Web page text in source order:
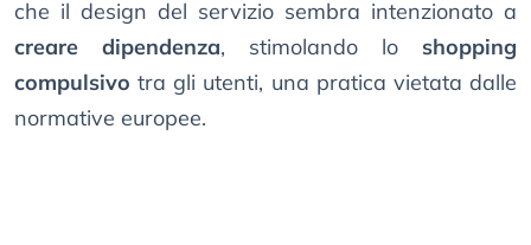
che il design del servizio sembra intenzionato a
creare dipendenza, stimolando lo shopping
compulsivo tra gli utenti, una pratica vietata dalle
normative europee.